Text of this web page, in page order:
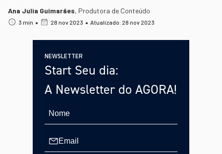
Ana Julia Guimarães, Produtora de Conteúdo
3 min • 28 nov 2023 • Atualizado: 28 nov 2023
NEWSLETTER
Start Seu dia:
A Newsletter do AGORA!